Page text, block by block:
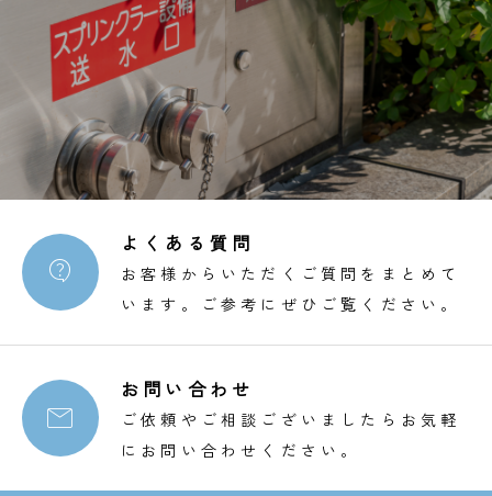

よくある質問
お客様からいただくご質問をまとめて
います。ご参考にぜひご覧ください。

お問い合わせ
ご依頼やご相談ございましたらお気軽
にお問い合わせください。